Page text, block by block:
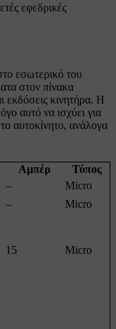
εφεδρικές
εσωτερικό του
στον πίνακα
εκδόσεις κινητήρα. Η
αυτό να ισχύει για
αυτοκίνητο, ανάλογα
Αμπέρ
Τύπος
–
Micro
–
Micro
15 Micro